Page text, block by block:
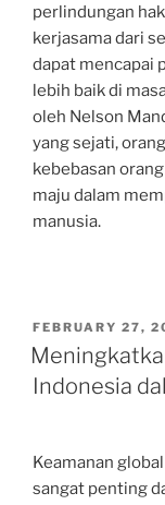
perlindungan
kerjasama dari
dapat mencapai
lebih baik di
oleh Nelson
yang sejati,
kebebasan
maju dalam
manusia.
POSTED
ON
FEBRUARY 27,
Indonesia
Keamanan
sangat penting